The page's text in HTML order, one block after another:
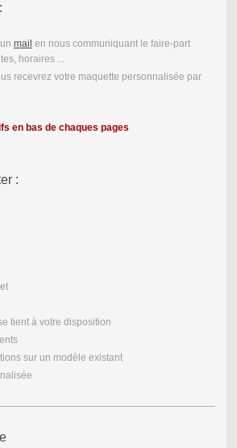
mail en nous communiquant le faire-part
horaires ...
recevrez votre maquette personnalisée par
en bas de chaques pages
:
tient à votre disposition
sur un modèle existant